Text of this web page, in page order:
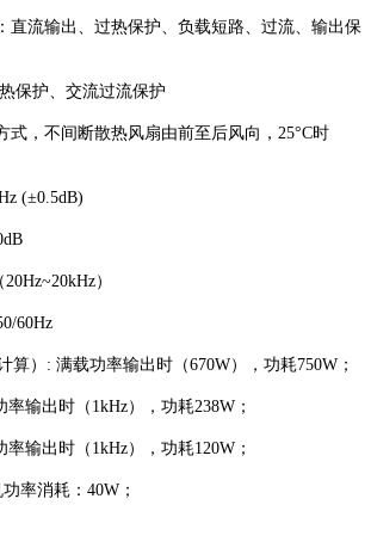
直流输出、过热保护、负载短路、过流、输出保
护、交流过流保护
式，不间断散热风扇由前至后风向，25°C时
(±0.5dB)
）
60Hz
算）: 满载功率输出时（670W），功耗750W；
1kHz），功耗238W；
1kHz），功耗120W；
：40W；